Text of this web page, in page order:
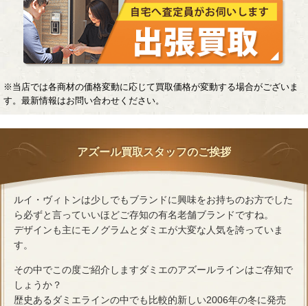
※当店では各商材の価格変動に応じて買取価格が変動する場合がございま
す。最新情報はお問い合わせください。
アズール買取スタッフのご挨拶
ルイ・ヴィトンは少しでもブランドに興味をお持ちのお方でした
ら必ずと言っていいほどご存知の有名老舗ブランドですね。
デザインも主にモノグラムとダミエが大変な人気を誇っていま
す。
その中でこの度ご紹介しますダミエのアズールラインはご存知で
しょうか？
歴史あるダミエラインの中でも比較的新しい2006年の冬に発売